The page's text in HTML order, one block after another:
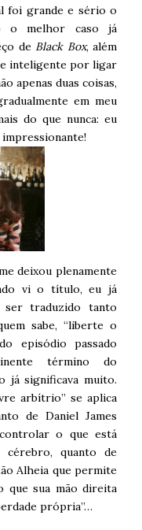
foi grande e sério o
o melhor caso já
de Black Box, além
inteligente por ligar
apenas duas coisas,
em meu
do que nunca: eu
impressionante!
deixou plenamente
vi o título, eu já
ser traduzido tanto
sabe, “liberte o
episódio passado
término do
já significava muito.
arbítrio” se aplica
de Daniel James
o que está
quanto de
Alheia que permite
que sua mão direita
própria”…